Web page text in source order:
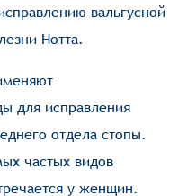
вальгусной
Нотта.
для исправления
отдела стопы.
частых видов
у женщин.